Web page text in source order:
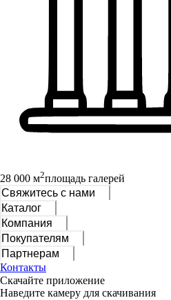
28 000 м2площадь галерей
Свяжитесь с нами
Каталог
Компания
Покупателям
Партнерам
Контакты
Скачайте приложение
Наведите камеру для скачивания